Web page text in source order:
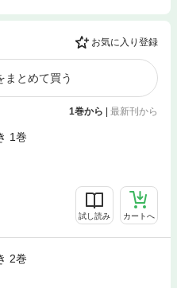
お気に入り登録
まとめて買う
1巻から | 最新刊から
1巻
試し読み カートへ
2巻